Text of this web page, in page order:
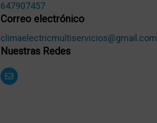
647907457
Correo electrónico
climaelectricmultiservicios@gmail.com
Nuestras Redes